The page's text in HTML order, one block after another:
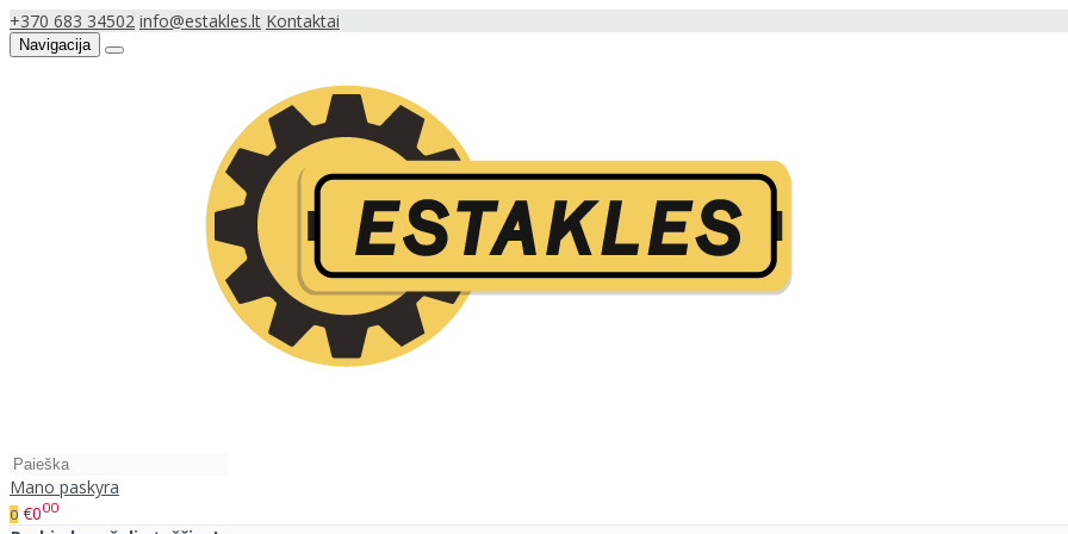
+370 683 34502 info@estakles.lt Kontaktai
Navigacija
Mano paskyra
0 €000